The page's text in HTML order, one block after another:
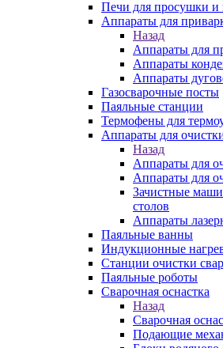
Печи для просушки и
Аппараты для
Назад
Аппараты для
Аппараты
Аппараты
Газосварочные посты
Паяльные станции
Термофены для
Аппараты для
Назад
Аппараты для
Аппараты для
Зачистные
столов
Аппараты
Паяльные ванны
Индукционные
Станции очистки
Паяльные роботы
Сварочная оснастка
Назад
Сварочная
Подающие